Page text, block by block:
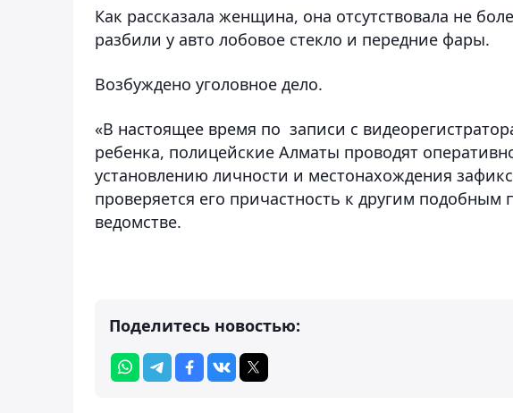
Как рассказала женщина, она отсутствовала не
разбили у авто лобовое стекло и передние фары.
Возбуждено уголовное дело.
«В настоящее время по записи с
ребенка, полицейские Алматы проводят
установлению личности и местонахождения
проверяется его причастность к другим
ведомстве.
Поделитесь новостью: